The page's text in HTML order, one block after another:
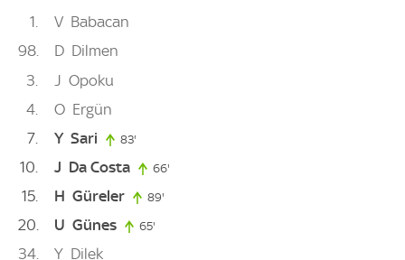
1 V Babacan
98
D Dilmen
3
J Opoku
4
O Ergün
7
Y Sari 83'
10 J Da Costa 66'
15 H Güreler 89'
20 U Günes 65'
34 Y Dilek